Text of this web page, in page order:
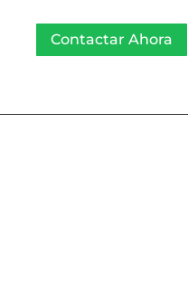
Contactar Ahora